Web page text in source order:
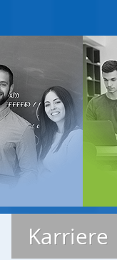
Karriere